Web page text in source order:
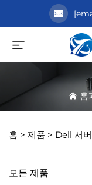
홈
홈 > 제품 > Dell 서버
모든 제품